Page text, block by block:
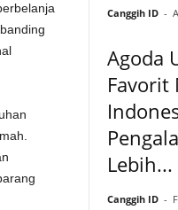
Canggih ID -
Agoda
Favorit
Lebih...
Canggih ID -